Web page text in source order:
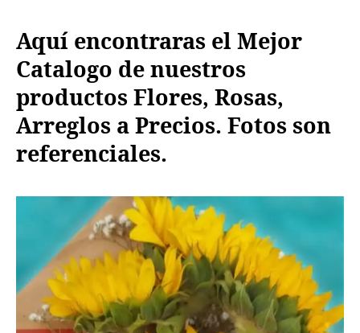
Aquí encontraras el Mejor
Catalogo de nuestros
productos Flores, Rosas,
Arreglos a Precios. Fotos son
referenciales.